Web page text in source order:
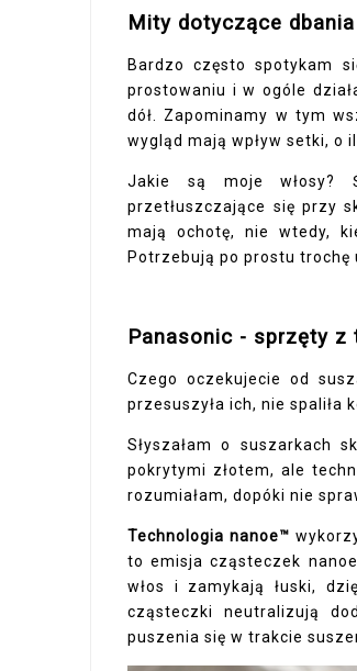
Mity dotyczące
Bardzo często spotykam
prostowaniu i w ogóle
dół. Zapominamy w tym
wygląd mają wpływ setki, o
Jakie są moje włosy?
przetłuszczające się przy
mają ochotę, nie wtedy,
Potrzebują po prostu trochę
Panasonic - sprzęty z
Czego oczekujecie od
przesuszyła ich, nie spaliła
Słyszałam o suszarkach
pokrytymi złotem, ale
rozumiałam, dopóki nie
Technologia nanoe™
to emisja cząsteczek
włos i zamykają łuski,
cząsteczki neutralizują
puszenia się w trakcie